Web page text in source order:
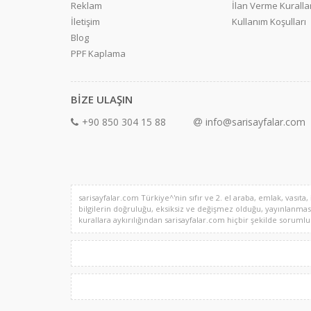
Reklam
İletişim
Blog
PPF Kaplama
İlan Verme
Kullanım Koşulları
BİZE ULAŞIN
+90 850 304 15 88 info@sarisayfalar.com
sarisayfalar.com Türkiye^'nin sıfır ve 2. el araba, emlak,
bilgilerin doğruluğu, eksiksiz ve değişmez olduğu,
kurallara aykırılığından sarisayfalar.com hiçbir şekilde